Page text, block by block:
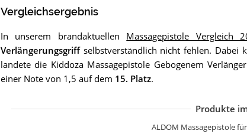
Vergleichsergebnis
In unserem brandaktuellen Massagepistole Vergleich
Verlängerungsgriffselbstverständlich nicht fehlen. Dabei
landete die Kiddoza Massagepistole Gebogenem
einer Note von 1,5 auf dem 15. Platz.
Produkte
ALDOM Massagepistole